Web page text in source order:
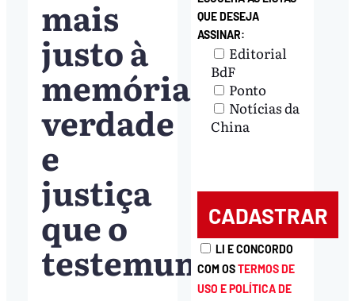
mais
justo à
memória,
verdade
e
justiça
que o
testemunho’
QUE DESEJA
ASSINAR:
Editorial
BdF
Ponto
Notícias da
China
LI E CONCORDO
COM OSTERMOS DE
USO E POLÍTICA DE